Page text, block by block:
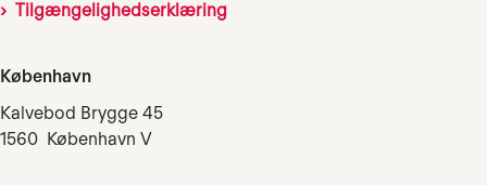
Tilgængelighedserklæring
København
Kalvebod Brygge 45
1560 København V